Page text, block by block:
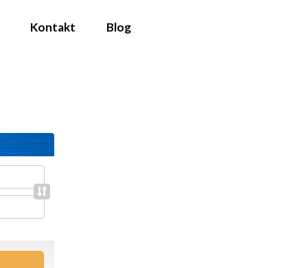
Kontakt Blog